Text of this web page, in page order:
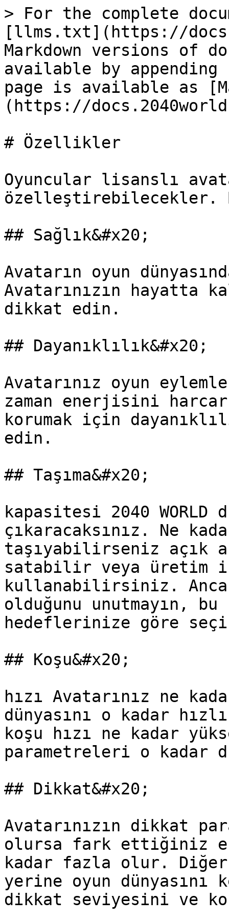
> For the complete
[llms.txt](https://
Markdown versions of
available by
page is available as
(https://
# Özellikler
Oyuncular lisanslı
özelleştirebilecekler.
## Sağlık&#x20;
Avatarın oyun
Avatarınızın hayatta
dikkat edin.
## Dayanıklılık&#x20;
Avatarınız oyun
zaman enerjisini
korumak için
edin.
## Taşıma&#x20;
kapasitesi 2040 WORLD
çıkaracaksınız. Ne
taşıyabilirseniz açık
satabilir veya üretim
kullanabilirsiniz. Ancak
olduğunu unutmayın, bu
hedeflerinize göre
## Koşu&#x20;
hızı Avatarınız ne
dünyasını o kadar
koşu hızı ne kadar
parametreleri o kadar
## Dikkat&#x20;
Avatarınızın dikkat
olursa fark ettiğiniz
kadar fazla olur. Diğer
yerine oyun dünyasını